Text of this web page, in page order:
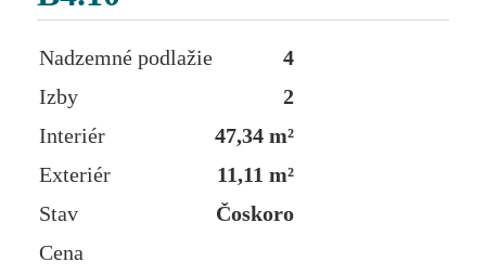
Nadzemné podlažie
4
Izby
2
Interiér
47,34 m²
Exteriér
11,11 m²
Stav
Čoskoro
Cena